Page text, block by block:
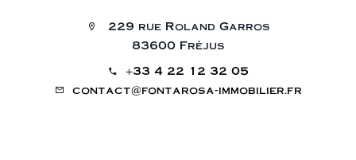
229 rue Roland Garros
83600 Fréjus
+33 4 22 12 32 05
contact@fontarosa-immobilier.fr